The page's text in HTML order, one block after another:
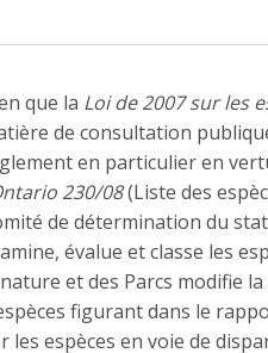
que la Loi de 2007 sur les
de consultation
en particulier en
230/08(Liste des
de détermination du
évalue et classe les
et des Parcs modifie la
figurant dans le
les espèces en voie de